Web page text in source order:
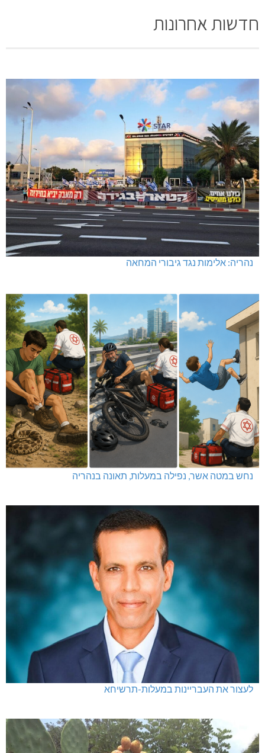
חדשות אחרונות
נהריה: אלימות נגד גיבורי המחאה
נחש במטה אשר, נפילה במעלות, תאונה בנהריה
לעצור את העבריינות במעלות-תרשיחא